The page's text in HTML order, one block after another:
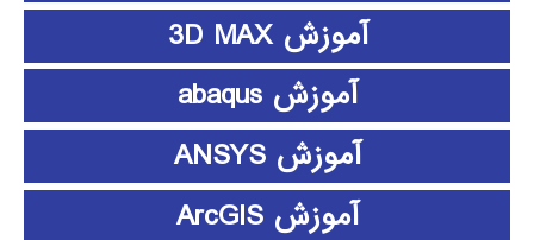
آموزش 3D MAX
آموزش abaqus
آموزش ANSYS
آموزش ArcGIS